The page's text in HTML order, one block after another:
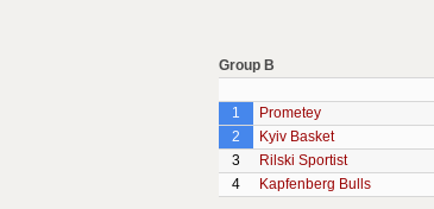
Group B
1
Prometey
2
Kyiv Basket
3
Rilski Sportist
4
Kapfenberg Bulls